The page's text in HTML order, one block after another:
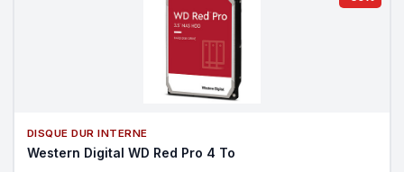
DISQUE DUR INTERNE
Western Digital WD Red Pro 4 To